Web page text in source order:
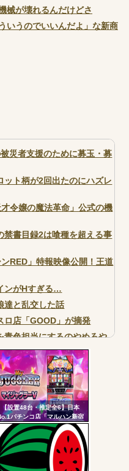
械が壊れるんだけどさ
いうのでいいんだよ」な新商
災者支援のために募玉・募
ット柄が2回出たのにハズレ
令嬢の魔法革命」公式の機
禁書目録2は喰種を超える事
RED」特報映像公開！王道
ンがHすぎる…
達と乱交した話
ロ店「GOOD」が摘発
青色担当にするのやめろや
で会員カードを握り潰し
、ワイの人生どれくらい
メの思い出ｗｗｗ
【設置48台・推定全6】日本
パチンコ店「マルハン新宿
東宝ビル店」のマイジャグラ
ー、とんでもない事になるｗｗ
ｗｗｗ